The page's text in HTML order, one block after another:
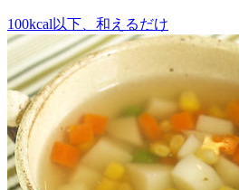
100kcal以下、和えるだけ